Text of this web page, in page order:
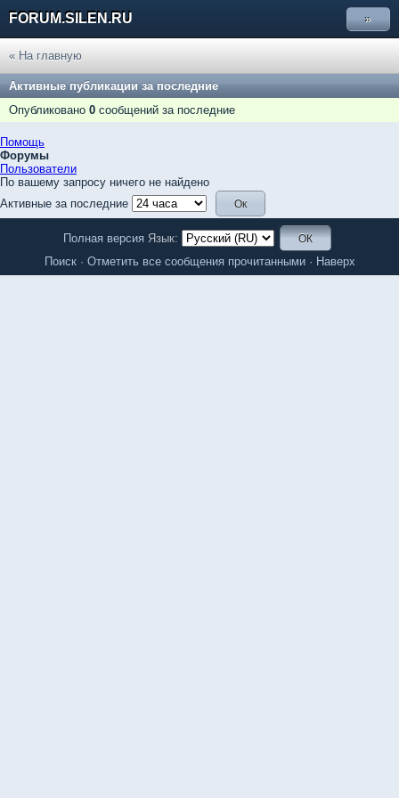
FORUM.SILEN.RU »
« На главную
Активные публикации за последние
Опубликовано 0 сообщений за последние
Помощь
Форумы
Пользователи
По вашему запросу ничего не найдено
Активные за последние
Полная версия Язык:
Поиск· Отметить все сообщения прочитанными· Наверх